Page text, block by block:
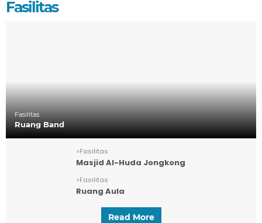
Fasilitas
Fasilitas
Ruang Band
>Fasilitas
Masjid Al-Huda Jongkong
>Fasilitas
Ruang Aula
Read More